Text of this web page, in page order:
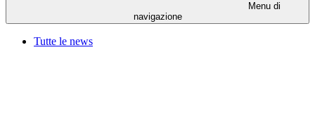
Menu di
navigazione
Tutte le news